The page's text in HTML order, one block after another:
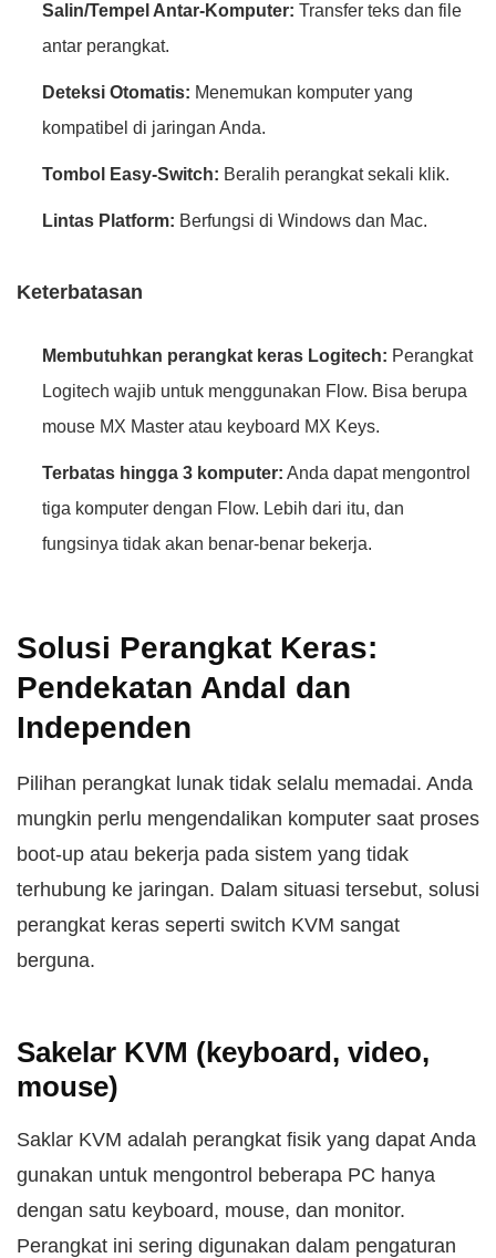
Salin/Tempel Antar-Komputer: Transfer teks dan file
antar perangkat.
Deteksi Otomatis: Menemukan komputer yang
kompatibel di jaringan Anda.
Tombol Easy-Switch: Beralih perangkat sekali klik.
Lintas Platform: Berfungsi di Windows dan Mac.
Keterbatasan
Membutuhkan perangkat keras Logitech: Perangkat
Logitech wajib untuk menggunakan Flow. Bisa berupa
mouse MX Master atau keyboard MX Keys.
Terbatas hingga 3 komputer: Anda dapat mengontrol
tiga komputer dengan Flow. Lebih dari itu, dan
fungsinya tidak akan benar-benar bekerja.
Solusi Perangkat Keras:
Pendekatan Andal dan
Independen
Pilihan perangkat lunak tidak selalu memadai. Anda
mungkin perlu mengendalikan komputer saat proses
boot-up atau bekerja pada sistem yang tidak
terhubung ke jaringan. Dalam situasi tersebut, solusi
perangkat keras seperti switch KVM sangat
berguna.
Sakelar KVM (keyboard, video,
mouse)
Saklar KVM adalah perangkat fisik yang dapat Anda
gunakan untuk mengontrol beberapa PC hanya
dengan satu keyboard, mouse, dan monitor.
Perangkat ini sering digunakan dalam pengaturan